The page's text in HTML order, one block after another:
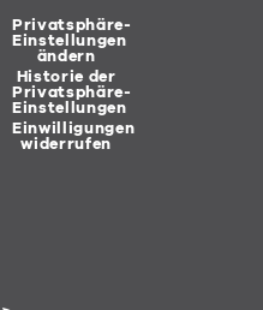
Privatsphäre-
Einstellungen
ändern
Historie der
Privatsphäre-
Einstellungen
Einwilligungen
widerrufen